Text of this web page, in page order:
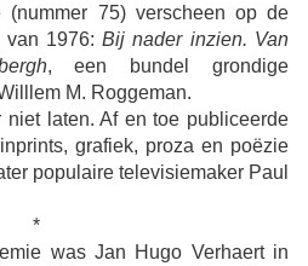
(nummer 75) verscheen op de
van 1976:Bij nader inzien. Van
, een bundel grondige
M. Roggeman.
laten. Af en toe publiceerde
grafiek, proza en poëzie
populaire televisiemaker Paul
*
was Jan Hugo Verhaert in